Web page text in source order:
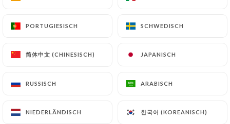
PORTUGIESISCH SCHWEDISCH
简体中文 (CHINESISCH) JAPANISCH
RUSSISCH ARABISCH
NIEDERLÄNDISCH 한국어 (KOREANISCH)
PORTUGIESISCH SCHWEDISCH
简体中文 (CHINESISCH) JAPANISCH
RUSSISCH ARABISCH
NIEDERLÄNDISCH 한국어 (KOREANISCH)